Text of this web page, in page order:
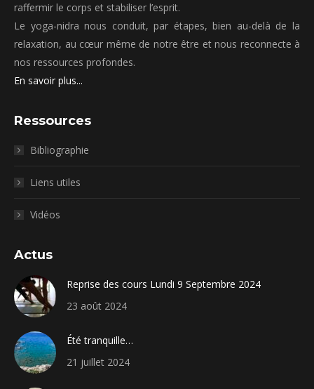
raffermir le corps et stabiliser l’esprit.
Le yoga-nidra nous conduit, par étapes, bien au-delà de la
relaxation, au cœur même de notre être et nous reconnecte à
nos ressources profondes.
En savoir plus...
Ressources
Bibliographie
Liens utiles
Vidéos
Actus
Reprise des cours Lundi 9 Septembre 2024
23 août 2024
Été tranquille…
21 juillet 2024